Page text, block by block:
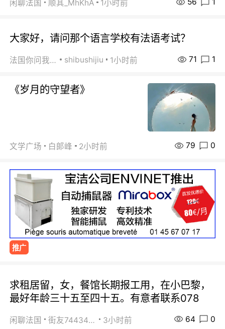
闲聊法国 顺其_MhKhA 1小时前 56 1
大家好，请问那个语言学校有法语考试？
法国你问我答 shibushijiu 1小时前 71 1
《岁月的守望者》
文学广场 白郞峰 2小时前 79 0
推广
求租居留，女，餐馆长期报工用，在小巴黎，
最好年龄三十五至四十五。有意者联系078
闲聊法国 街友74434350 3小时前 64 0